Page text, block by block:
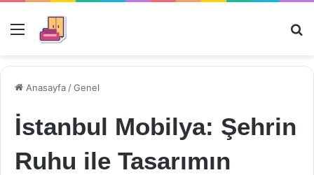
Menü
Anasayfa /Genel
İstanbul Mobilya: Şehrin
Ruhu ile Tasarımın